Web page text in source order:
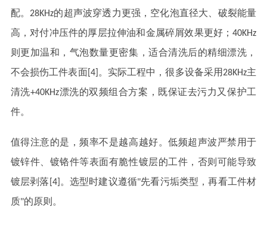
配。28KHz的超声波穿透力更强，空化泡直径大、破裂能量
高，对付冲压件的厚层拉伸油和金属碎屑效果更好；40KHz
则更加温和，气泡数量更密集，适合清洗后的精细漂洗，
不会损伤工件表面[4]。实际工程中，很多设备采用28KHz主
清洗+40KHz漂洗的双频组合方案，既保证去污力又保护工
件。
值得注意的是，频率不是越高越好。低频超声波严禁用于
镀锌件、镀铬件等表面有脆性镀层的工件，否则可能导致
镀层剥落[4]。选型时建议遵循"先看污垢类型，再看工件材
质"的原则。